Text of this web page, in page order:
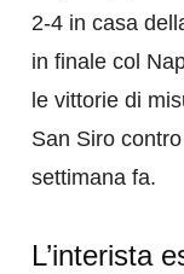
2-4 in casa
in finale col
le vittorie di
San Siro
settimana fa.
L’interista